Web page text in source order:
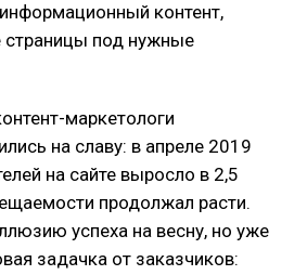
контент,
под нужные
маркетологи
на славу: в апреле 2019
на сайте выросло в 2,5
продолжал расти.
успеха на весну, но уже
задачка от заказчиков: